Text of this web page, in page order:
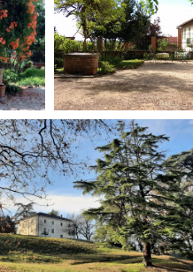
Festival
Accedi al tuo profilo
Nuovo utente
noi
- Scuola e Lavoro
Economici per
lavori in economia